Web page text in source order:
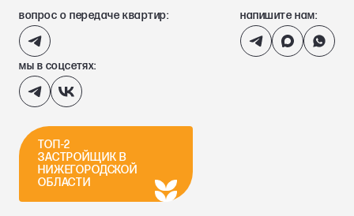
вопрос о передаче квартир: напишите нам:
мы в соцсетях:
ТОП-2
ЗАСТРОЙЩИК В
НИЖЕГОРОДСКОЙ
ОБЛАСТИ